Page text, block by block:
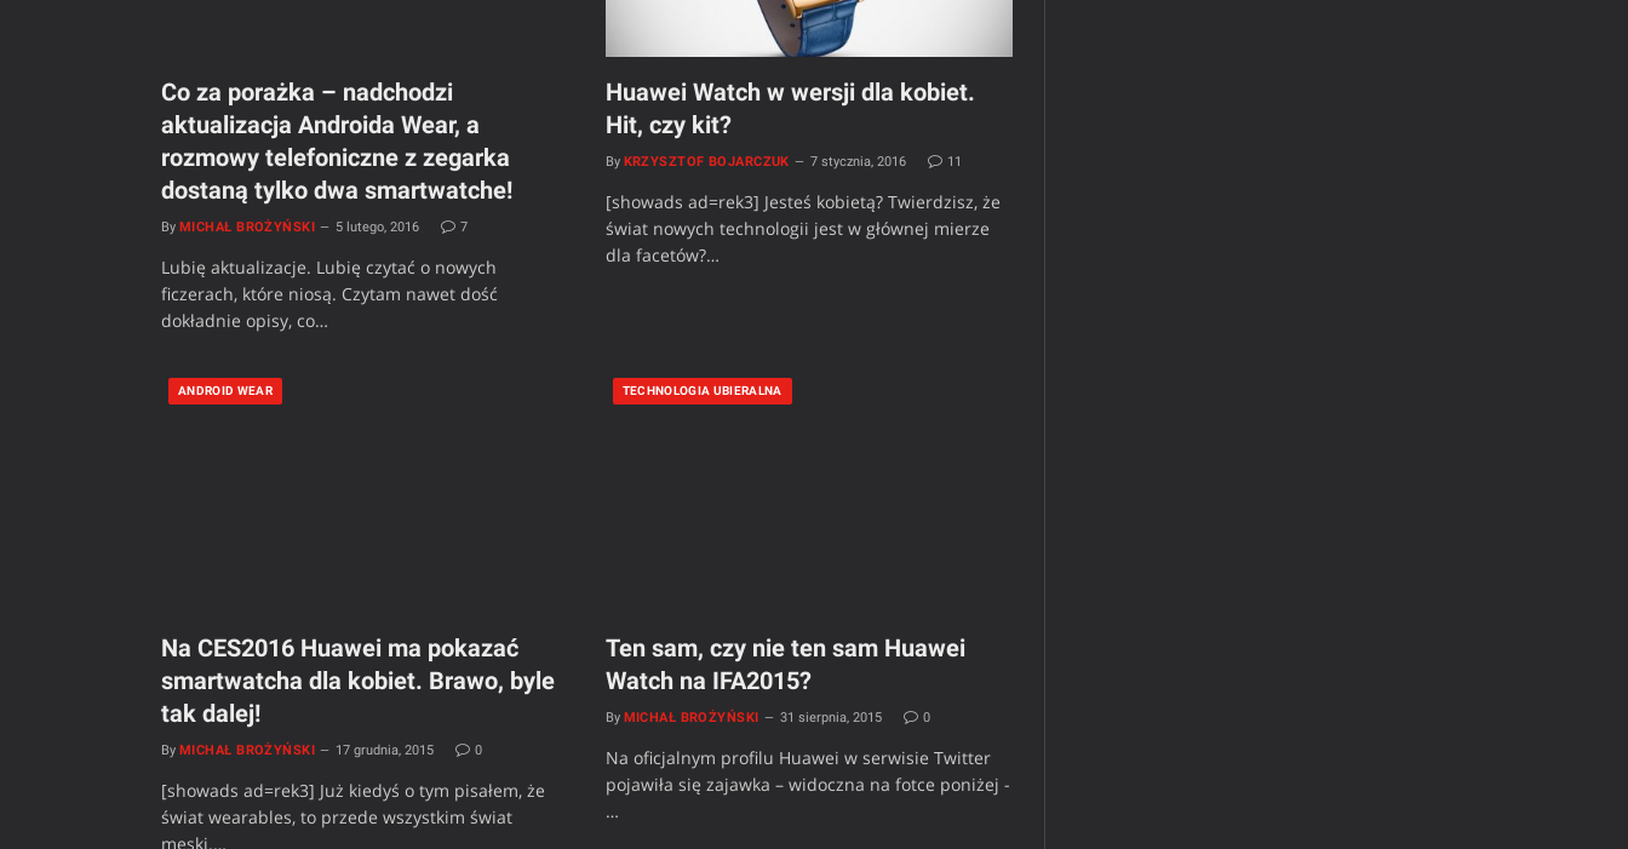
Co za porażka – nadchodzi
aktualizacja Androida Wear, a
rozmowy telefoniczne z zegarka
dostaną tylko dwa smartwatche!
By MICHAŁ BROŻYŃSKI 5 lutego, 2016 7
Lubię aktualizacje. Lubię czytać o nowych
ficzerach, które niosą. Czytam nawet dość
dokładnie opisy, co…
Huawei Watch w wersji dla kobiet.
Hit, czy kit?
By KRZYSZTOF BOJARCZUK 7 stycznia, 2016 11
[showads ad=rek3] Jesteś kobietą? Twierdzisz, że
świat nowych technologii jest w głównej mierze
dla facetów?…
ANDROID WEAR
Na CES2016 Huawei ma pokazać
smartwatcha dla kobiet. Brawo, byle
tak dalej!
By MICHAŁ BROŻYŃSKI 17 grudnia, 2015 0
[showads ad=rek3] Już kiedyś o tym pisałem, że
świat wearables, to przede wszystkim świat
męski.…
TECHNOLOGIA UBIERALNA
Ten sam, czy nie ten sam Huawei
Watch na IFA2015?
By MICHAŁ BROŻYŃSKI 31 sierpnia, 2015 0
Na oficjalnym profilu Huawei w serwisie Twitter
pojawiła się zajawka – widoczna na fotce poniżej -
…